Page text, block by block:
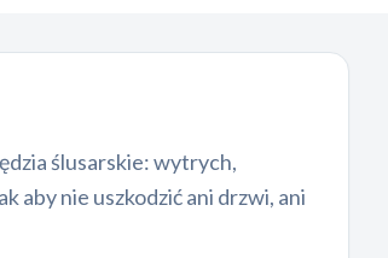
ślusarskie: wytrych,
aby nie uszkodzić ani drzwi, ani